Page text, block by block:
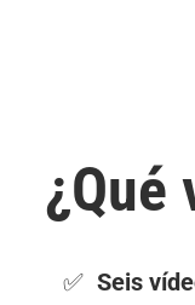
¿Qué
Seis